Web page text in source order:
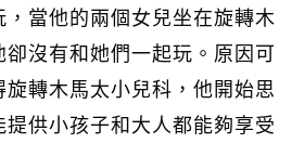
當他的兩個女兒坐在旋轉木
沒有和她們一起玩。原因可
轉木馬太小兒科，他開始思
供小孩子和大人都能夠享受